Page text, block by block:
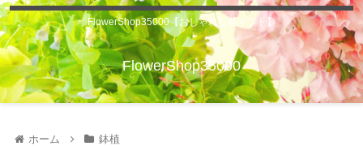
FlowerShop35000【おしゃれな花ギフト】
FlowerShop35000
ホーム 鉢植